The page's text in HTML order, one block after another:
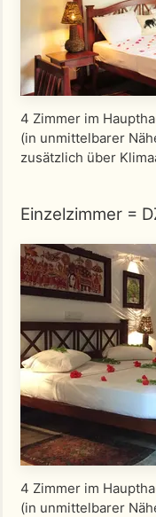
4 Zimmer im
(in unmittelbarer
zusätzlich über
Einzelzimmer =
4 Zimmer im
(in unmittelbarer